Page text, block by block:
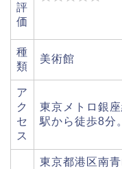
評
価
種
類
美術館
ア
ク
セ
ス
東京メトロ銀
駅から徒歩8分
東京都港区南